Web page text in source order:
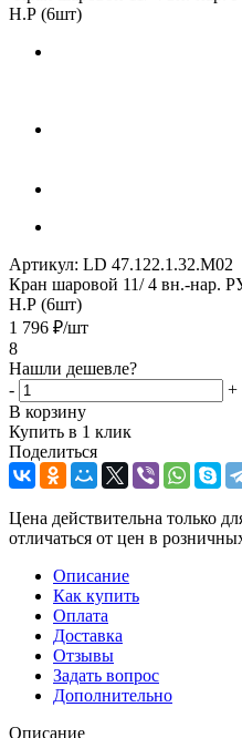
Н.Р (6шт)
Артикул: LD 47.122.1.32.M02
Кран шаровой 11/ 4 вн.-нар.
Н.Р (6шт)
1 796 ₽/шт
8
Нашли дешевле?
-
+
В корзину
Купить в 1 клик
Поделиться
Цена действительна только
отличаться от цен в
Описание
Как купить
Оплата
Доставка
Отзывы
Задать вопрос
Дополнительно
Описание